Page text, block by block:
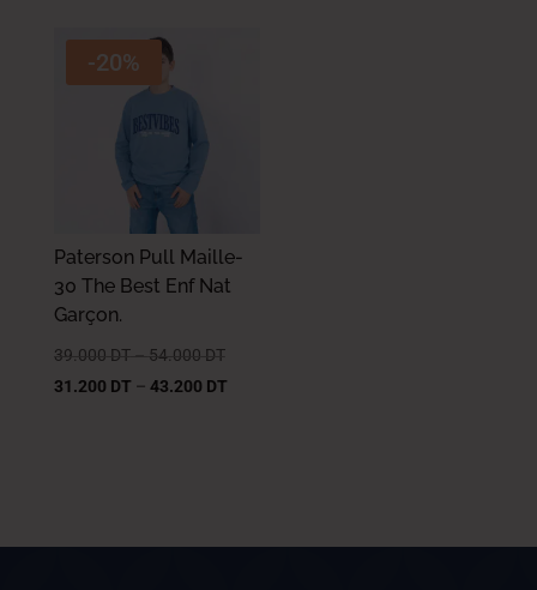
-20%
Paterson Pull Maille-
30 The Best Enf Nat
Garçon.
39.000 DT– 54.000 DT
31.200 DT – 43.200 DT